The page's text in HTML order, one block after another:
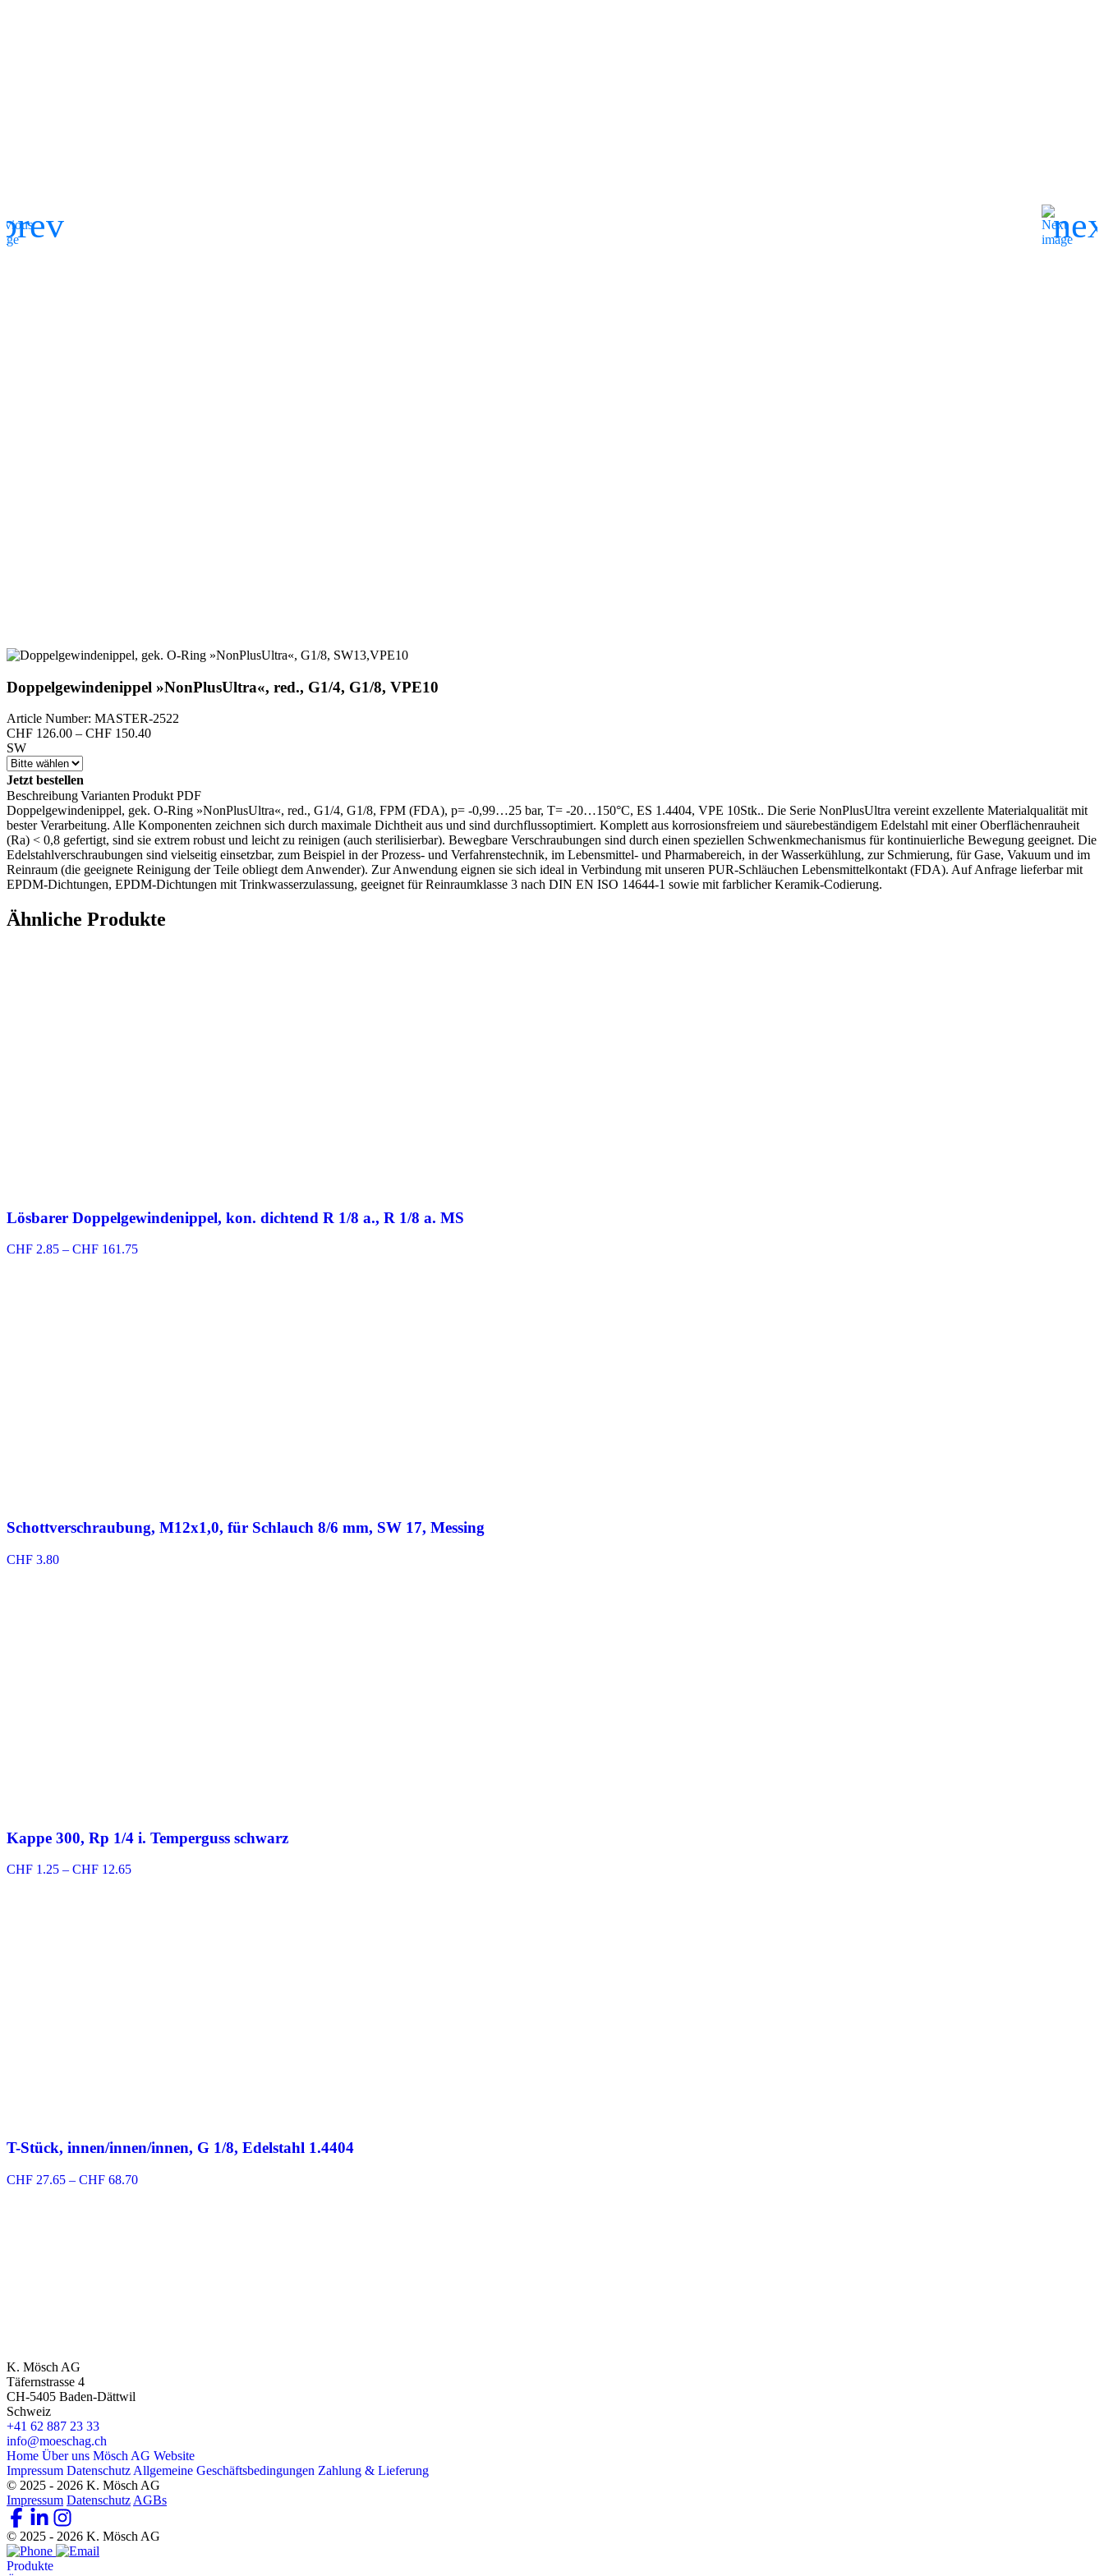
Doppelgewindenippel »NonPlusUltra«, red., G1/4, G1/8, VPE10
Article Number: MASTER-2522
CHF 126.00 – CHF 150.40Preisspanne:
SW
Jetzt bestellen
BeschreibungVarianten Produkt PDF
Doppelgewindenippel, gek. O-Ring »NonPlusUltra«, red., G1/4, G1/8, FPM (FDA), p= -0,99…25 bar, T= -20…150°C, ES 1.4404, VPE 10Stk.. Die Serie NonPlusUltra vereint exzellente Materialqualität mit
bester Verarbeitung. Alle Komponenten zeichnen sich durch maximale Dichtheit aus und sind durchflussoptimiert. Komplett aus korrosionsfreiem und säurebeständigem Edelstahl mit einer Oberflächenrauheit
(Ra) < 0,8 gefertigt, sind sie extrem robust und leicht zu reinigen (auch sterilisierbar). Bewegbare Verschraubungen sind durch einen speziellen Schwenkmechanismus für kontinuierliche Bewegung geeignet. Die
Edelstahlverschraubungen sind vielseitig einsetzbar, zum Beispiel in der Prozess- und Verfahrenstechnik, im Lebensmittel- und Pharmabereich, in der Wasserkühlung, zur Schmierung, für Gase, Vakuum und im
Reinraum (die geeignete Reinigung der Teile obliegt dem Anwender). Zur Anwendung eignen sie sich ideal in Verbindung mit unseren PUR-Schläuchen Lebensmittelkontakt (FDA). Auf Anfrage lieferbar mit
EPDM-Dichtungen, EPDM-Dichtungen mit Trinkwasserzulassung, geeignet für Reinraumklasse 3 nach DIN EN ISO 14644-1 sowie mit farblicher Keramik-Codierung.
Ähnliche Produkte
Lösbarer Doppelgewindenippel, kon. dichtend R 1/8 a., R 1/8 a. MS
CHF 2.85 – CHF 161.75Preisspanne:
Schottverschraubung, M12x1,0, für Schlauch 8/6 mm, SW 17, Messing
CHF 3.80
Kappe 300, Rp 1/4 i. Temperguss schwarz
CHF 1.25 – CHF 12.65Preisspanne:
T-Stück, innen/innen/innen, G 1/8, Edelstahl 1.4404
CHF 27.65 – CHF 68.70Preisspanne:
K. Mösch AG
Täfernstrasse 4
CH-5405 Baden-Dättwil
Schweiz
+41 62 887 23 33
info@moeschag.ch
Home Über uns Mösch AG Website
Impressum Datenschutz Allgemeine Geschäftsbedingungen Zahlung & Lieferung
© 2025 - 2026 K. Mösch AG
Impressum Datenschutz AGBs
© 2025 - 2026 K. Mösch AG
Produkte